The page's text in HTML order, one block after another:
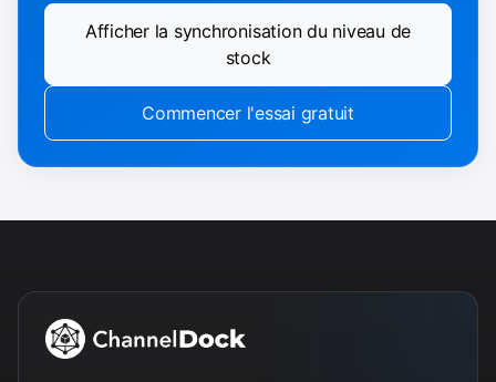
Afficher la synchronisation du niveau de
stock
Commencer l'essai gratuit